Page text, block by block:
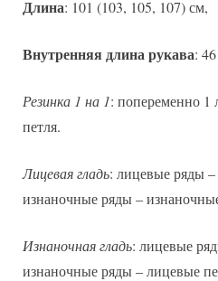
Длина: 101 (103, 105, 107) см,
Внутренняя длина рукава:
Резинка 1 на 1: попеременно 1
петля.
Лицевая гладь: лицевые ряды
изнаночные ряды –
Изнаночная гладь: лицевые
изнаночные ряды – лицевые